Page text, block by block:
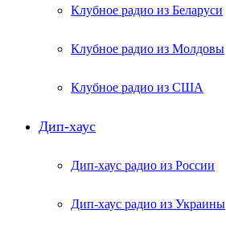
Клубное радио из Беларуси
Клубное радио из Молдовы
Клубное радио из США
Дип-хаус
Дип-хаус радио из России
Дип-хаус радио из Украины